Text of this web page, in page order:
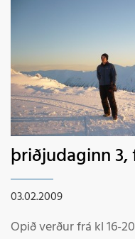
þriðjudaginn
03.02.2009
Opið verður frá kl 16-